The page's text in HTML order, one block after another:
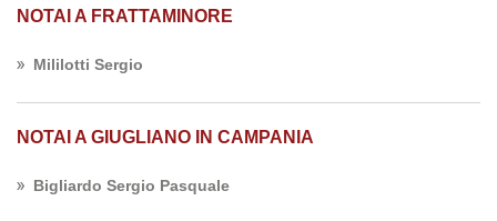
NOTAI A FRATTAMINORE
Mililotti Sergio
NOTAI A GIUGLIANO IN CAMPANIA
Bigliardo Sergio Pasquale